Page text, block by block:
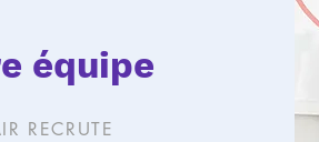
équipe
RECRUTE